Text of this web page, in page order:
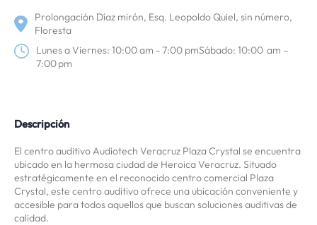
Prolongación Díaz mirón, Esq. Leopoldo Quiel, sin número,
Floresta
Lunes a Viernes: 10:00 am - 7:00 pmSábado: 10:00 am –
7:00 pm
Descripción
El centro auditivo Audiotech Veracruz Plaza Crystal se encuentra
ubicado en la hermosa ciudad de Heroica Veracruz. Situado
estratégicamente en el reconocido centro comercial Plaza
Crystal, este centro auditivo ofrece una ubicación conveniente y
accesible para todos aquellos que buscan soluciones auditivas de
calidad.